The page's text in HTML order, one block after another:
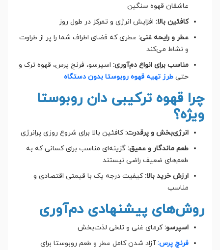
عاشقان قهوه سنگین
کافئین بالا: افزایش انرژی و تمرکز در طول روز
عطر و رایحه غنی: عطری که فضای اطراف شما را پر از طراوت
و نشاط می‌کند
مناسب برای انواع دم‌آوری: اسپرسو، فرنچ پرس، قهوه ترک و
حتی طرز تهیه قهوه روبوستا بدون دستگاه
چرا قهوه ترکیبی دان روبوستا
ویژه؟
انرژی‌بخش و پرقدرت: کافئین بالا برای شروع روزی پرانرژی
طعم ماندگار و عمیق: گزینه‌ای مناسب برای کسانی که به
طعم‌های ضعیف راضی نیستند
ارزش خرید بالا: کیفیت درجه یک با قیمتی اقتصادی و
مناسب
روش‌های پیشنهادی دم‌آوری
اسپرسو: کرمای غنی و تلخی لذت‌بخش
فرنچ پرس:آزاد شدن کامل عطر و طعم روبوستا برای